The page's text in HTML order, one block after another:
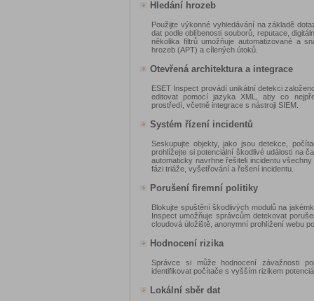
Hledání hrozeb
Použijte výkonné vyhledávání na základě
dat podle oblíbenosti souborů, reputace,
několika filtrů umožňuje automatizované a
hrozeb (APT) a cílených útoků.
Otevřená architektura a integrace
ESET Inspect provádí unikátní detekci
editovat pomocí jazyka XML, aby co
prostředí, včetně integrace s nástroji SIEM.
Systém řízení incidentů
Seskupujte objekty, jako jsou detekce,
prohlížejte si potenciální škodlivé události na
automaticky navrhne řešiteli incidentu
fázi triáže, vyšetřování a řešení incidentu.
Porušení firemní politiky
Blokujte spuštění škodlivých modulů na
Inspect umožňuje správcům detekovat
cloudová úložiště, anonymní prohlížení webu
Hodnocení rizika
Správce si může hodnocení závažnosti
identifikovat počítače s vyšším rizikem
Lokální sběr dat